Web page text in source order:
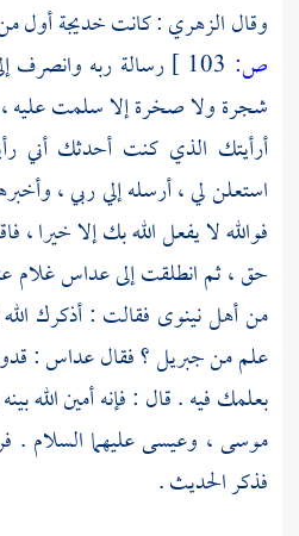
وقالالزهري: كانتخديجةأول
ص:
رسالة ربه وانصرف
شجرة ولا صخرة إلا سلمت عليه
أرأيتك الذي كنت أحدثك أني
استعلن لي ، أرسله إلي ربي ،
فوالله لا يفعل الله بك إلا خيرا ،
حق ، ثم انطلقت إلىعداس غلام
منأهل نينوى فقالت : أذكرك
علم منجبريل ؟فقالعداس:
بعلمك فيه . قال : فإنه أمين الله
موسى ، وعيسىعليهما السلام
فذكر الحديث .